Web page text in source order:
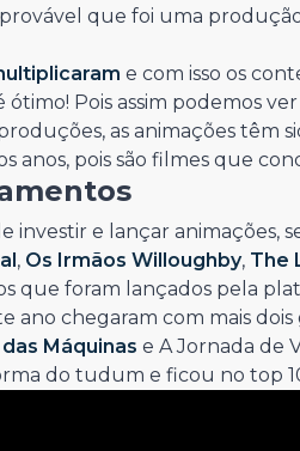
que foi uma
e com isso os
Pois assim podemos
as animações têm
anos, pois são filmes que
investir e lançar animações,
, Os Irmãos Willoughby, The
que foram lançados pela
ano chegaram com mais dois
Máquinas e A Jornada de
do tudum e ficou no top